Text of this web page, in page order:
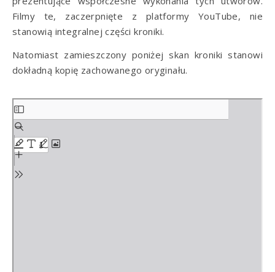
Filmy te, zaczerpnięte z platformy YouTube, nie
stanowią integralnej części kroniki.
Natomiast zamieszczony poniżej skan kroniki stanowi
dokładną kopię zachowanego oryginału.